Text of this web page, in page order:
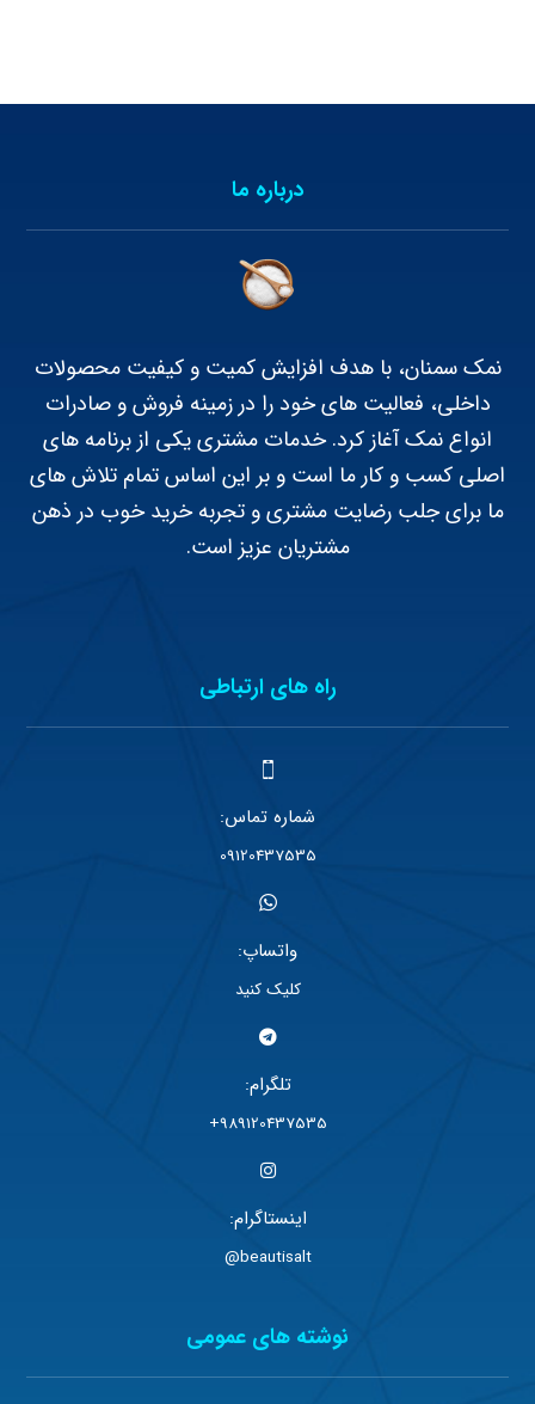
درباره ما
نمک سمنان، با هدف افزایش کمیت و کیفیت محصولات
داخلی، فعالیت های خود را در زمینه فروش و صادرات
انواع نمک آغاز کرد. خدمات مشتری یکی از برنامه های
اصلی کسب و کار ما است و بر این اساس تمام تلاش های
ما برای جلب رضایت مشتری و تجربه خرید خوب در ذهن
مشتریان عزیز است.
راه های ارتباطی
شماره تماس:
09120437535
واتساپ:
کلیک کنید
تلگرام:
989120437535+
اینستاگرام:
beautisalt@
نوشته های عمومی